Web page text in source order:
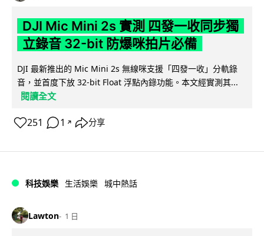
DJI Mic Mini 2s 實測 四發一收同步獨
立錄音 32-bit 防爆咪拍片必備
DJI 最新推出的 Mic Mini 2s 無線咪支援「四發一收」分軌錄
音，並首度下放 32-bit Float 浮點內錄功能。本文經實測其...
閱讀全文
251 1 ↗ 分享
科技娛樂 生活娛樂 城中熱話
Lawton 1 日